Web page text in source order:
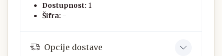
Dostupnost: 1
Šifra: -
Opcije dostave